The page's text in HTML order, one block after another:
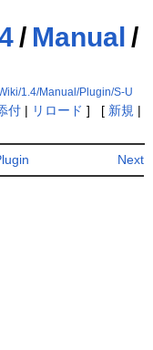
/ Manual /
1.4/Manual/Plugin/S-U
付| リロード ] [ 新規 |
Next